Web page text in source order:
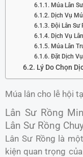
Múa Lân
Dịch Vụ
Đội Lân Sư
Dịch Vụ
Múa Lân
Đặt Dịch
Lý Do Chọn
Múa lân cho lễ hội
Lân Sư Rồng
Lân Sư Rồng
Lân Sư Rồng là
kiện quan trọng